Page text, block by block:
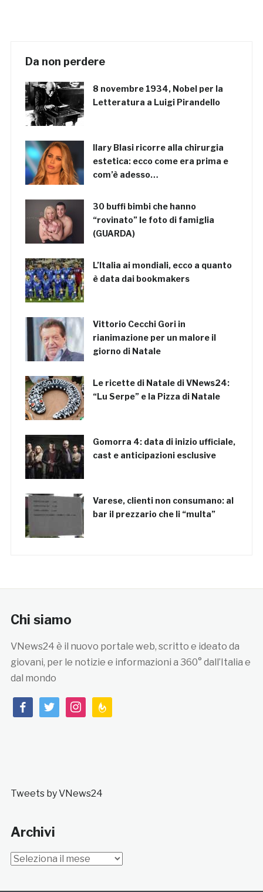
Da non perdere
8 novembre 1934, Nobel per la
Letteratura a Luigi Pirandello
Ilary Blasi ricorre alla chirurgia
estetica: ecco come era prima e
com’è adesso…
30 buffi bimbi che hanno
“rovinato” le foto di famiglia
(GUARDA)
L’Italia ai mondiali, ecco a quanto
è data dai bookmakers
Vittorio Cecchi Gori in
rianimazione per un malore il
giorno di Natale
Le ricette di Natale di VNews24:
“Lu Serpe” e la Pizza di Natale
Gomorra 4: data di inizio ufficiale,
cast e anticipazioni esclusive
Varese, clienti non consumano: al
bar il prezzario che li “multa”
Chi siamo
VNews24 è il nuovo portale web, scritto e ideato da
giovani, per le notizie e informazioni a 360° dall’Italia e
dal mondo
facebooktwitterinstagramfeedburner
Tweets by VNews24
Archivi
Archivi